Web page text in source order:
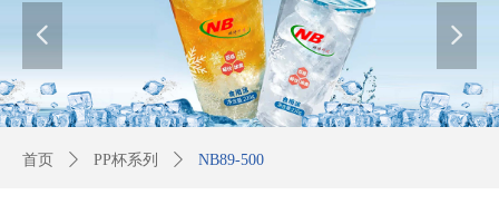
首页 ꄲ PP杯系列 ꄲ NB89-500
넳 넲